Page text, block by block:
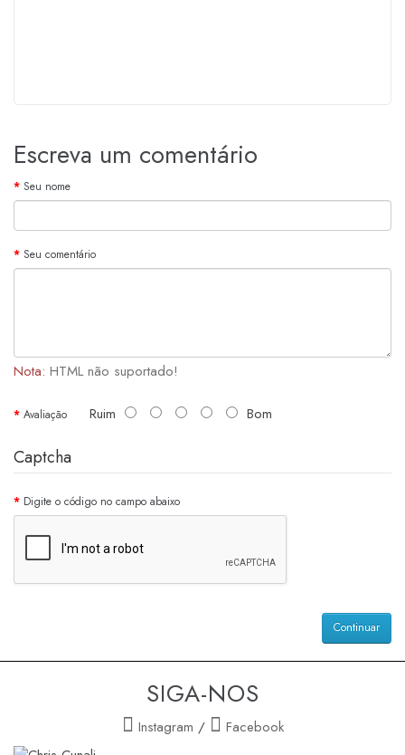
Escreva um comentário
Seu nome
Seu comentário
Nota: HTML não suportado!
Avaliação Ruim Bom
Captcha
Digite o código no campo abaixo
Continuar
SIGA-NOS
Instagram / Facebook